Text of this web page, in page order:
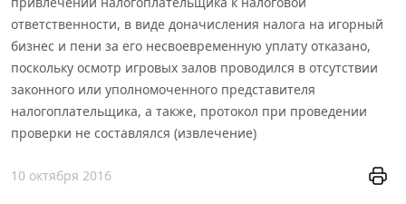
ответственности, в виде доначисления налога на игорный
бизнес и пени за его несвоевременную уплату отказано,
поскольку осмотр игровых залов проводился в отсутствии
законного или уполномоченного представителя
налогоплательщика, а также, протокол при проведении
проверки не составлялся (извлечение)
10 октября 2016